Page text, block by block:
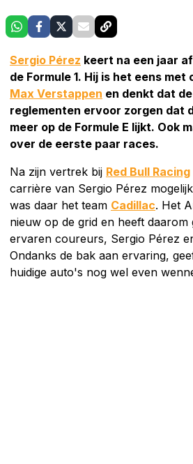
Sergio Pérez keert na een jaar
de Formule 1. Hij is het eens
Max Verstappen en denkt dat
reglementen ervoor zorgen dat
meer op de Formule E lijkt. Ook
over de eerste paar races.
Na zijn vertrek bij Red Bull Racing
carrière van Sergio Pérez
was daar het team Cadillac. Het
nieuw op de grid en heeft
ervaren coureurs, Sergio Pérez
Ondanks de bak aan ervaring,
huidige auto's nog wel even